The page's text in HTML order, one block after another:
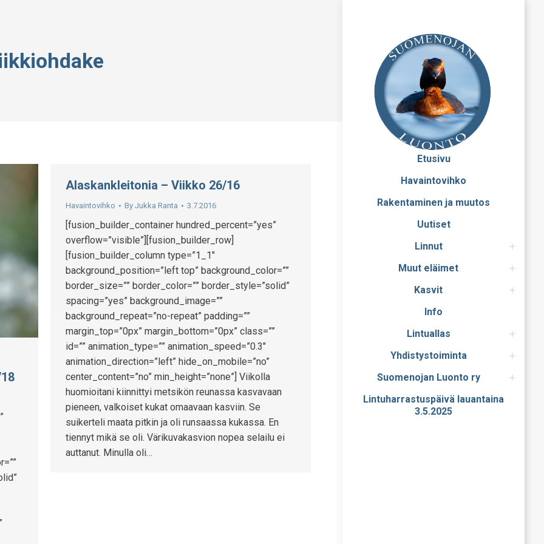
Etusivu
Havaintovihko
Rakentaminen ja muutos
Uutiset
Linnut
Muut eläimet
Kasvit
Info
Lintuallas
Yhdistystoiminta
Suomenojan Luonto ry
Lintuharrastuspäivä lauantaina
3.5.2025
Alaskankleitonia – Viikko 26/16
Havaintovihko By Jukka Ranta 3.7.2016
[fusion_builder_container hundred_percent=”yes”
overflow=”visible”][fusion_builder_row]
[fusion_builder_column type=”1_1″
background_position=”left top” background_color=””
border_size=”” border_color=”” border_style=”solid”
spacing=”yes” background_image=””
background_repeat=”no-repeat” padding=””
margin_top=”0px” margin_bottom=”0px” class=””
id=”” animation_type=”” animation_speed=”0.3″
animation_direction=”left” hide_on_mobile=”no”
center_content=”no” min_height=”none”] Viikolla
huomioitani kiinnittyi metsikön reunassa kasvavaan
pieneen, valkoiset kukat omaavaan kasviin. Se
suikerteli maata pitkin ja oli runsaassa kukassa. En
tiennyt mikä se oli. Värikuvakasvion nopea selailu ei
auttanut. Minulla oli…